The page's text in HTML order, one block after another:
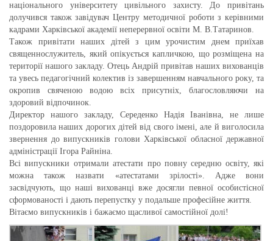
національного університету цивільного захисту. До привітань
долучився також завідувач Центру методичної роботи з керівними
кадрами Харківської академії неперервної освіти М. В.Татаринов.
Також привітати наших дітей з цим урочистим днем приїхав
священнослужитель, який опікується капличкою, що розміщена на
території нашого закладу. Отець Андрій привітав наших вихованців
та увесь педагогічний колектив із завершенням навчального року, та
окропив свяченою водою всіх присутніх, благословляючи на
здоровий відпочинок.
Директор нашого закладу, Середенко Надія Іванівна, не лише
поздоровила наших дорогих дітей від свого імені, але й виголосила
звернення до випускників голови Харківської обласної державної
адміністрації Ігора Райніна.
Всі випускники отримали атестати про повну середню освіту, які
можна також назвати «атестатами зрілості». Адже вони
засвідчують, що наші вихованці вже досягли певної особистісної
сформованості і дають перепустку у подальше професійне життя.
Вітаємо випускників і бажаємо щасливої самостійної долі!